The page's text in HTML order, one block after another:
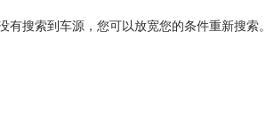
有搜索到车源，您可以放宽您的条件重新搜索。